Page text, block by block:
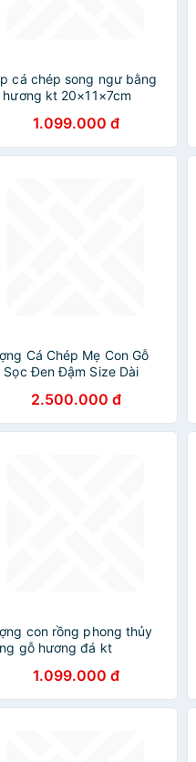
cá chép song ngư bằng
kt 20×11×7cm
1.099.000 đ
Cá Chép Mẹ Con Gỗ
Sọc Đen Đậm Size Dài
Anh Chị Trưng Phòng
Nhà, Công Ty, Trên
Uống Trà , Quà Biếu Tặng
2.500.000 đ
con rồng phong thủy
gỗ hương đá kt
1.099.000 đ